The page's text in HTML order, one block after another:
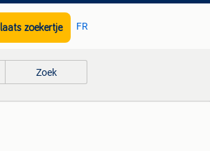
zoekertje FR
Zoek